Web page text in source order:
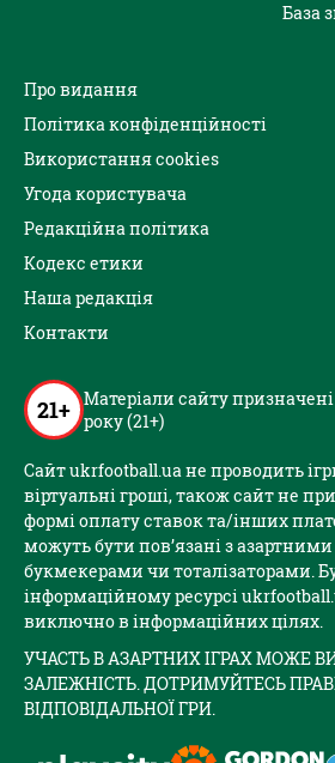
База
Про видання
Політика конфіденційності
Використання cookies
Угода користувача
Редакційна політика
Кодекс етики
Наша редакція
Контакти
21+ Матеріали сайту
року (21+)
Сайт ukrfootball.ua не проводить
віртуальні гроші, також сайт не
формі оплату ставок та/інших
можуть бути пов’язані з
букмекерами чи тоталізаторами.
інформаційному ресурсі
виключно в інформаційних цілях.
УЧАСТЬ В АЗАРТНИХ ІГРАХ МОЖЕ
ЗАЛЕЖНІСТЬ. ДОТРИМУЙТЕСЬ
ВІДПОВІДАЛЬНОЇ ГРИ.